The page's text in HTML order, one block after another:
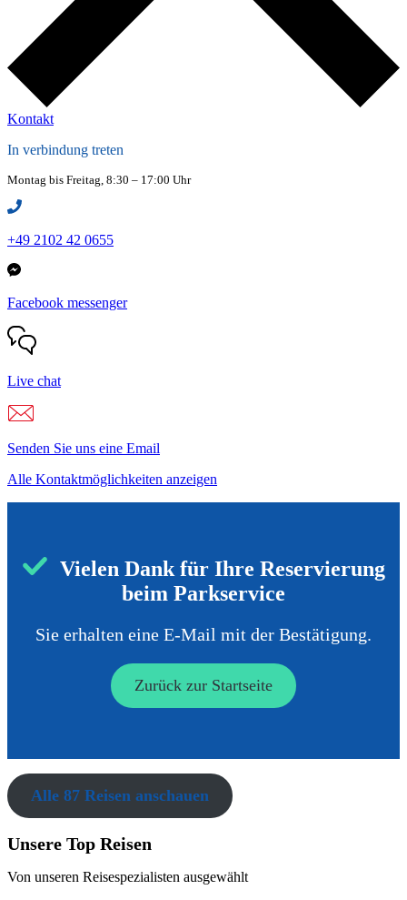
Kontakt
In verbindung treten
Montag bis Freitag, 8:30 – 17:00 Uhr
+49 2102 42 0655
Facebook messenger
Live chat
Senden Sie uns eine Email
Alle Kontaktmöglichkeiten anzeigen
Vielen Dank für Ihre Reservierung
beim Parkservice
Sie erhalten eine E-Mail mit der Bestätigung.
Zurück zur Startseite
Alle 87 Reisen anschauen
Unsere Top Reisen
Von unseren Reisespezialisten ausgewählt